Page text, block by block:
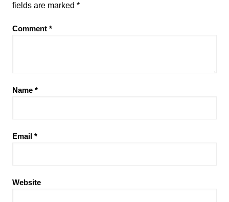
fields are marked *
Comment *
Name *
Email *
Website